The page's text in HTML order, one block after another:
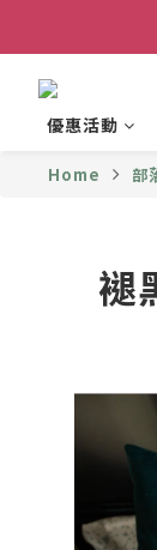
優惠活動
Home 部
褪